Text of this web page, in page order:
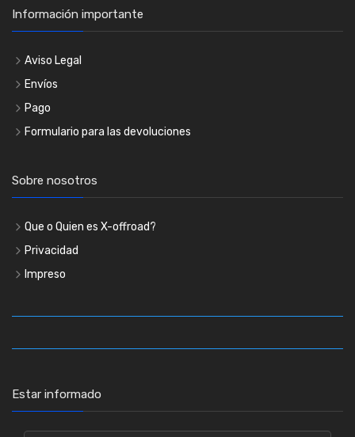
Información importante
Aviso Legal
Envíos
Pago
Formulario para las devoluciones
Sobre nosotros
Que o Quien es X-offroad?
Privacidad
Impreso
Estar informado